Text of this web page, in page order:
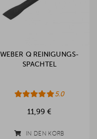
WEBER Q REINIGUNGS-
SPACHTEL
5.0
11,99 €
IN DEN KORB